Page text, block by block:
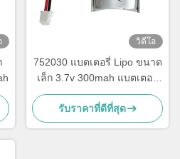
วิดีโอ
752030 แบตเตอรี่ Lipo ขนาด
เล็ก 3.7v 300mah แบตเตอรี่
Li Polymer สามารถชาร์จได้
รับราคาที่ดีที่สุด